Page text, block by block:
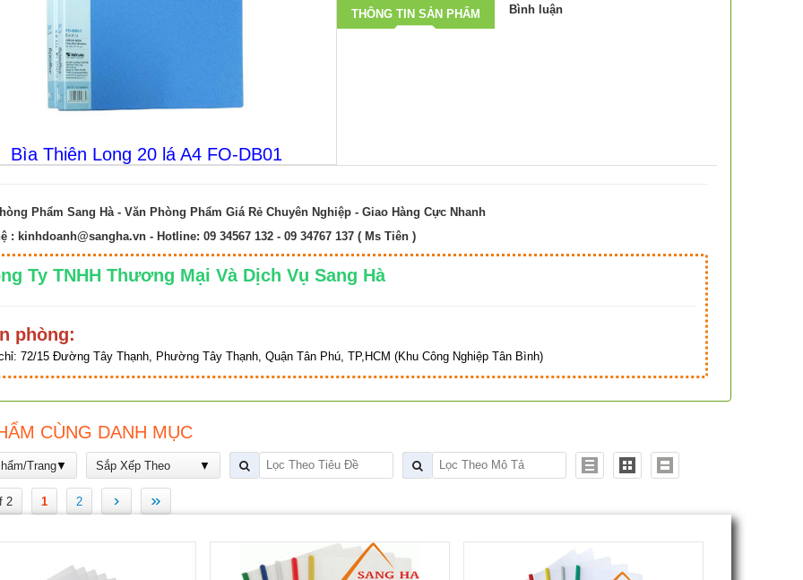
Bìa Thiên Long 20 lá A4 FO-DB01
THÔNG TIN SẢN PHẨM Bình luận
Phẩm Sang Hà - Văn Phòng Phẩm Giá Rẻ Chuyên Nghiệp - Giao Hàng Cực Nhanh
: kinhdoanh@sangha.vn- Hotline: 09 34567 132 - 09 34767 137 ( Ms Tiên )
Ty TNHH Thương Mại Và Dịch Vụ Sang Hà
phòng:
72/15 Đường Tây Thạnh, Phường Tây Thạnh, Quận Tân Phú, TP,HCM (Khu Công Nghiệp Tân Bình)
CÙNG DANH MỤC
Trang Sắp Xếp Theo
2 1 2 › »